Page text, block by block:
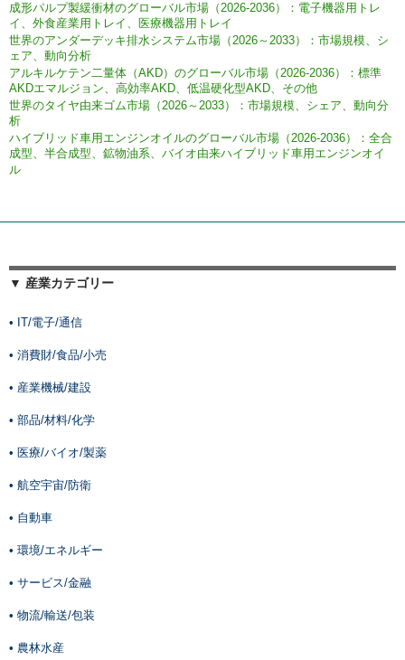
成形パルプ製緩衝材のグローバル市場（2026-2036）：電子機器用トレ
イ、外食産業用トレイ、医療機器用トレイ
世界のアンダーデッキ排水システム市場（2026～2033）：市場規模、シ
ェア、動向分析
アルキルケテン二量体（AKD）のグローバル市場（2026-2036）：標準
AKDエマルジョン、高効率AKD、低温硬化型AKD、その他
世界のタイヤ由来ゴム市場（2026～2033）：市場規模、シェア、動向分
析
ハイブリッド車用エンジンオイルのグローバル市場（2026-2036）：全合
成型、半合成型、鉱物油系、バイオ由来ハイブリッド車用エンジンオイ
ル
▼ 産業カテゴリー
• IT/電子/通信
• 消費財/食品/小売
• 産業機械/建設
• 部品/材料/化学
• 医療/バイオ/製薬
• 航空宇宙/防衛
• 自動車
• 環境/エネルギー
• サービス/金融
• 物流/輸送/包装
• 農林水産